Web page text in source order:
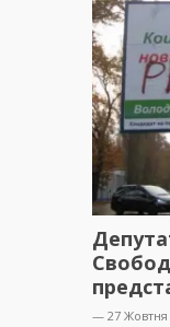
— 27 Жовтня